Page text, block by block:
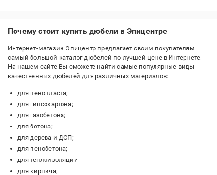
Почему стоит купить дюбели в Эпицентре
Интернет-магазин Эпицентр предлагает своим покупателям
самый большой каталог дюбелей по лучшей цене в Интернете.
На нашем сайте Вы сможете найти самые популярные виды
качественных дюбелей для различных материалов:
для пенопласта;
для гипсокартона;
для газобетона;
для бетона;
для дерева и ДСП;
для пенобетона;
для теплоизоляции
для кирпича;